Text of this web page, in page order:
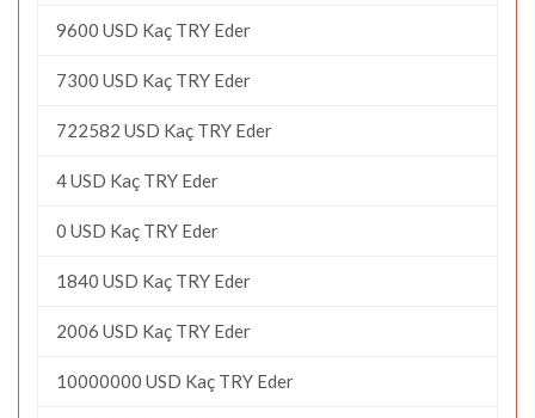
9600 USD Kaç TRY Eder
7300 USD Kaç TRY Eder
722582 USD Kaç TRY Eder
4 USD Kaç TRY Eder
0 USD Kaç TRY Eder
1840 USD Kaç TRY Eder
2006 USD Kaç TRY Eder
10000000 USD Kaç TRY Eder